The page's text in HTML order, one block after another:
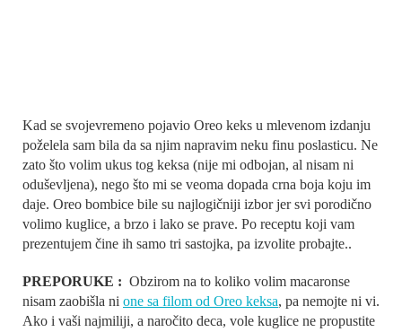
Kad se svojevremeno pojavio Oreo keks u mlevenom izdanju
poželela sam bila da sa njim napravim neku finu poslasticu. Ne
zato što volim ukus tog keksa (nije mi odbojan, al nisam ni
oduševljena), nego što mi se veoma dopada crna boja koju im
daje. Oreo bombice bile su najlogičniji izbor jer svi porodično
volimo kuglice, a brzo i lako se prave. Po receptu koji vam
prezentujem čine ih samo tri sastojka, pa izvolite probajte..
PREPORUKE : Obzirom na to koliko volim macaronse
nisam zaobišla ni one sa filom od Oreo keksa, pa nemojte ni vi.
Ako i vaši najmiliji, a naročito deca, vole kuglice ne propustite